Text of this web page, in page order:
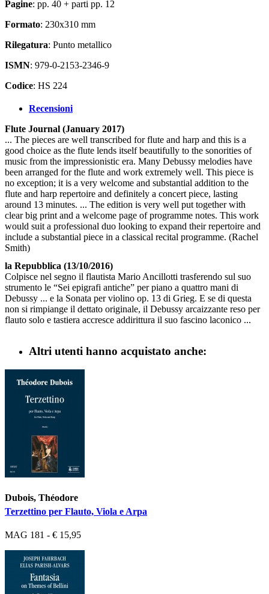
Pagine: pp. 40 + parti pp. 12
Formato: 230x310 mm
Rilegatura: Punto metallico
ISMN: 979-0-2153-2346-9
Codice: HS 224
Recensioni
Flute Journal (January 2017)
... The pieces are well transcribed for flute and harp and this is a
good choice as the flute lends itself beautifully to the sonorities of
music from the impressionistic era. Many Debussy melodies have
been arranged for the flute and work extremely well. This piece is
no exception; it is a very welcome and substantial addition to the
flute and harp repertoire and definitely a concert piece, lasting
around 13 minutes. ... The edition is very well put together with
clear big print and a welcome page of programme notes. This work
would suit a professional duo looking to expand their repertoire and
include a substantial piece in a classical recital programme. (Rachel
Smith)
la Repubblica (13/10/2016)
Colpisce nel segno il flautista Mario Ancillotti trasferendo sul suo
strumento le “Sei epigrafi antiche” per piano a quattro mani di
Debussy ... e la Sonata per violino op. 13 di Grieg. E se di questa
non si rimpiange il dettato originale, il Debussy arcaizzante reso per
flauto solo e tastiera accresce addirittura il suo fascino laconico ...
Altri utenti hanno acquistato anche:
Dubois, Théodore
Terzettino per Flauto, Viola e Arpa
MAG 181 - € 15,95